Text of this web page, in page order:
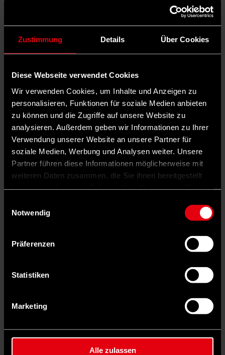
Zustimmung Details Über Cookies
Diese Webseite verwendet Cookies
Wir verwenden Cookies, um Inhalte und Anzeigen zu
personalisieren, Funktionen für soziale Medien anbieten
zu können und die Zugriffe auf unsere Website zu
analysieren. Außerdem geben wir Informationen zu Ihrer
Verwendung unserer Website an unsere Partner für
soziale Medien, Werbung und Analysen weiter. Unsere
Partner führen diese Informationen möglicherweise mit
weiteren Daten zusammen, die Sie ihnen bereitgestellt
Notwendig
Präferenzen
Statistiken
Marketing
Alle zulassen
Auf Facebook teilen